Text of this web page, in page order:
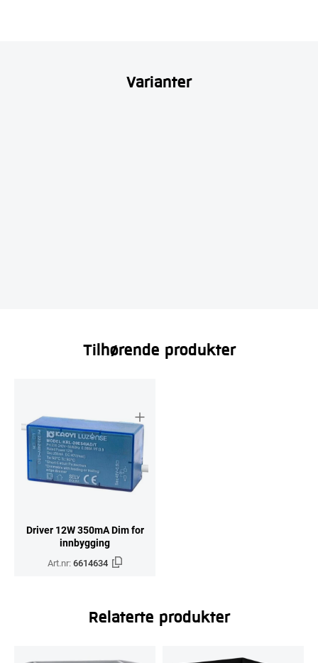
Varianter
Tilhørende produkter
Driver 12W 350mA Dim for
innbygging
Art.nr:6614634
Relaterte produkter